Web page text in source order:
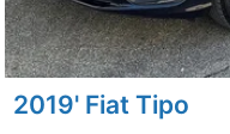
2019' Fiat Tipo